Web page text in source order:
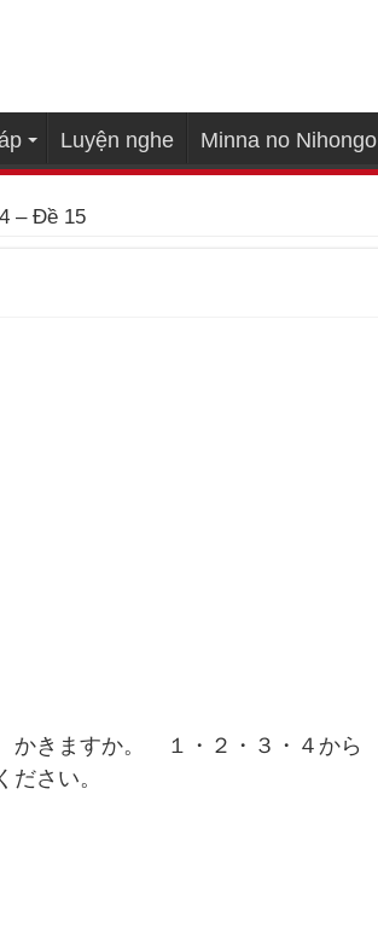
Luyện nghe Minna no Nihongo
– Đề 15
ますか。 １・２・３・４から
さい。